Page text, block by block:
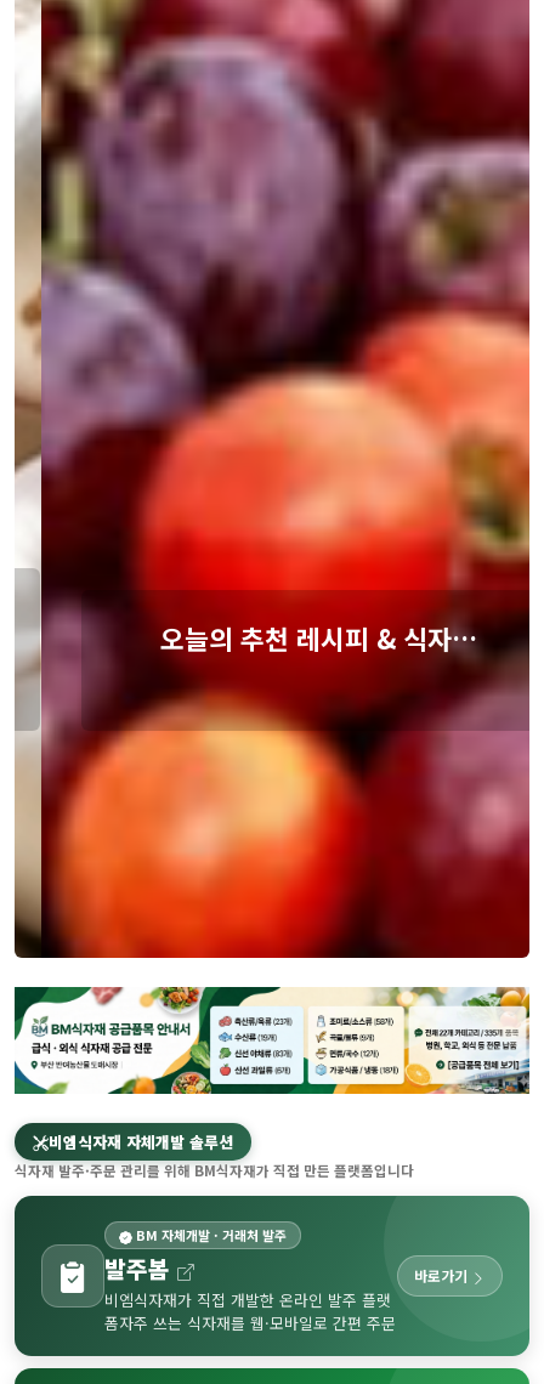
오늘의 추천 레시피 & 식자…
안녕하세요, BM식자재입니다. 홈페이지 메인 화면에 급식·외식
현장에서 유용하게 활용하실 수 있는 두 가지 …
비엠식자재 자체개발 솔루션
식자재 발주·주문 관리를 위해 BM식자재가 직접 만든 플랫폼입니다
BM 자체개발 · 거래처 발주
발주봄
비엠식자재가 직접 개발한 온라인 발주 플랫
폼자주 쓰는 식자재를 웹·모바일로 간편 주문
바로가기